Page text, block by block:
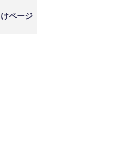
ページ